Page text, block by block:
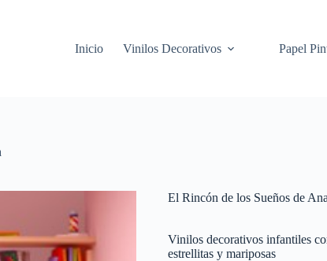
Inicio
Vinilos Decorativos Papel
El Rincón de los Sueños de
Vinilos decorativos infantiles
estrellitas y mariposas